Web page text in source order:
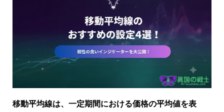
移動平均線は、一定期間における価格の平均値を表